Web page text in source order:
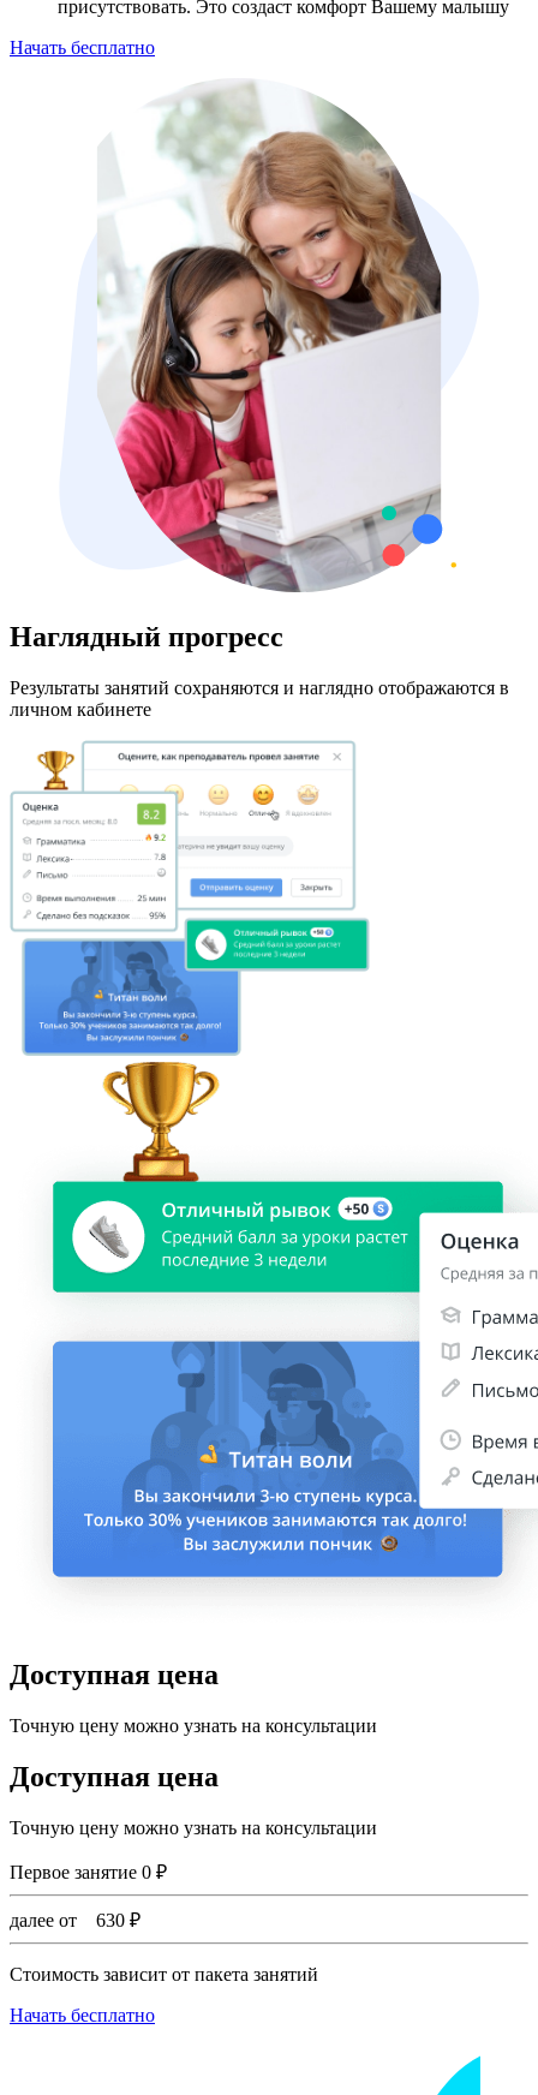
присутствовать. Это создаст комфорт Вашему малышу
Начать бесплатно
Наглядный прогресс
Результаты занятий сохраняются и наглядно отображаются в
личном кабинете
Доступная цена
Точную цену можно узнать на консультации
Доступная цена
Точную цену можно узнать на консультации
Первое занятие 0 ₽
далее от 630 ₽
Стоимость зависит от пакета занятий
Начать бесплатно